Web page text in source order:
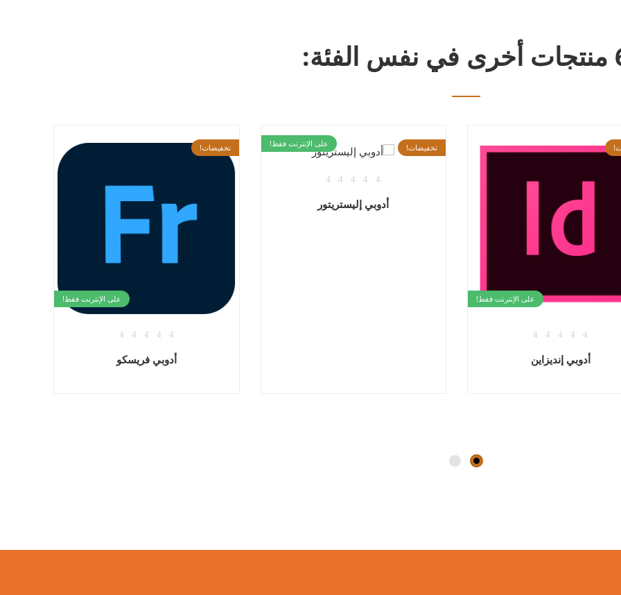
الفئة:
على الإنترنت فقط!
أدوبي أكروبات
تخفيضات! على الإنترنت فقط! تخفيضات!
أدوبي إليستريتور